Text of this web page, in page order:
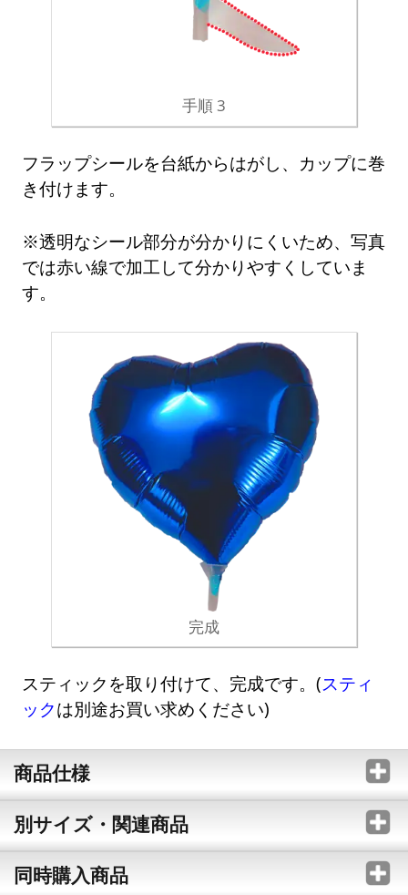
手順 3
フラップシールを台紙からはがし、カップに巻
き付けます。
※透明なシール部分が分かりにくいため、写真
では赤い線で加工して分かりやすくしていま
す。
完成
スティックを取り付けて、完成です。(スティ
ックは別途お買い求めください)
商品仕様
別サイズ・関連商品
同時購入商品